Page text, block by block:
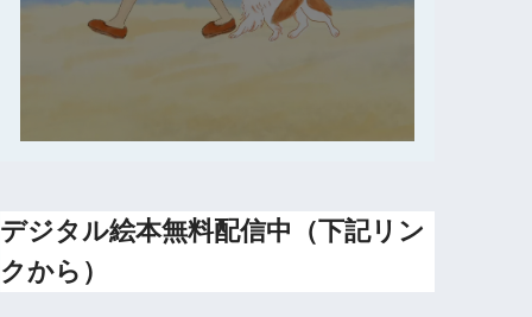
デジタル絵本無料配信中（下記リン
クから）